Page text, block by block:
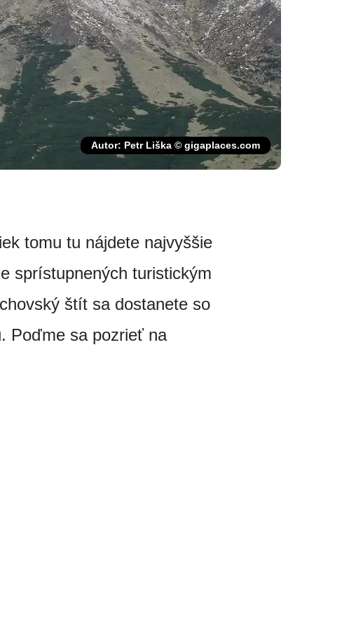
Autor: Petr Liška © gigaplaces.com
tomu tu nájdete najvyššie
sprístupnených turistickým
štít sa dostanete so
Poďme sa pozrieť na